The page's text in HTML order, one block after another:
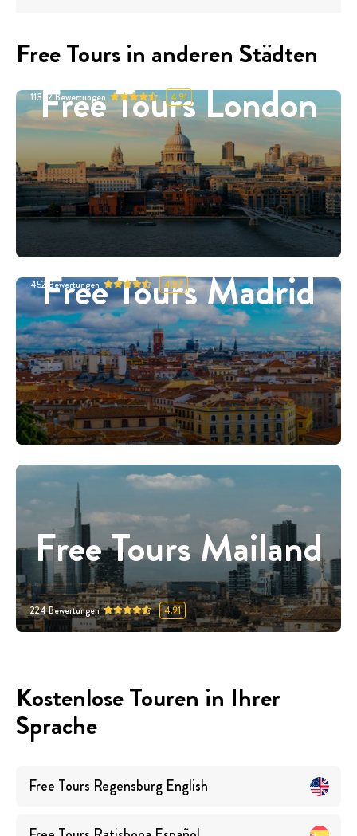
Free Tours in anderen Städten
Free Tours London
11332Bewertungen 4.91
Free Tours Madrid
452 Bewertungen 4.87
Free Tours Mailand
224Bewertungen 4.91
Kostenlose Touren in Ihrer
Sprache
Free Tours Regensburg English